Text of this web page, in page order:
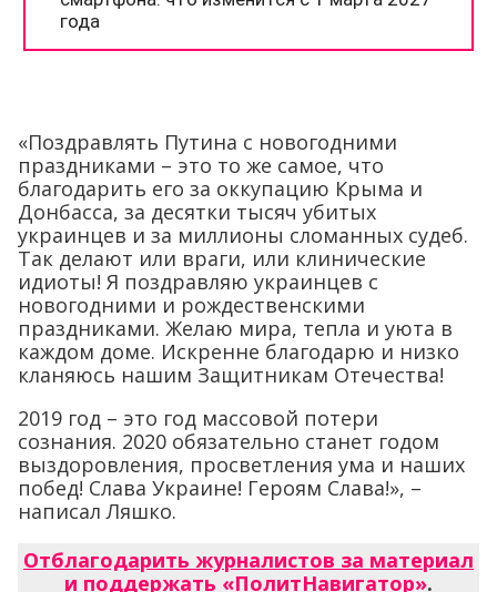
«Поздравлять Путина с новогодними
праздниками – это то же самое, что
благодарить его за оккупацию Крыма и
Донбасса, за десятки тысяч убитых
украинцев и за миллионы сломанных судеб.
Так делают или враги, или клинические
идиоты! Я поздравляю украинцев с
новогодними и рождественскими
праздниками. Желаю мира, тепла и уюта в
каждом доме. Искренне благодарю и низко
кланяюсь нашим Защитникам Отечества!
2019 год – это год массовой потери
сознания. 2020 обязательно станет годом
выздоровления, просветления ума и наших
побед! Слава Украине! Героям Слава!», –
написал Ляшко.
Отблагодарить журналистов за материал
и поддержать «ПолитНавигатор».